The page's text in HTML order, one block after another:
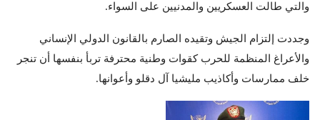
والتي طالت العسكريين والمدنيين على السواء.
وجددت إلتزام الجيش وتقيده الصارم بالقانون الدولي الإنساني
والأعراغ المنظمة للحرب كقوات وطنية محترفة تربأ بنفسها أن تنجر
خلف ممارسات وأكاذيب مليشيا آل دقلو وأعوانها.